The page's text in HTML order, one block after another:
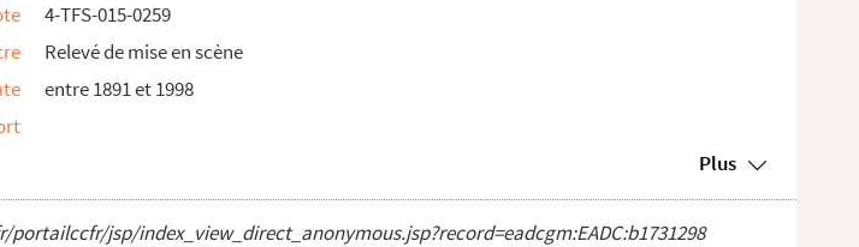
4-TFS-015-0259
Relevé de mise en scène
entre 1891 et 1998
Plus
jsp/index_view_direct_anonymous.jsp?record=eadcgm:EADC:b1731298